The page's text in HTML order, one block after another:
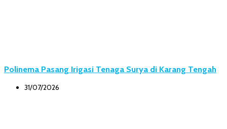
Polinema Pasang Irigasi Tenaga Surya di Karang Tengah
31/07/2026